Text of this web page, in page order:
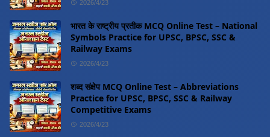
2026/4/23
भारत के राष्ट्रीय प्रतीक MCQ Online Test – National
Symbols Practice for UPSC, BPSC, SSC &
Railway Exams
2026/4/23
शब्द संक्षेप MCQ Online Test – Abbreviations
Practice for UPSC, BPSC, SSC & Railway
Competitive Exams
2026/4/23